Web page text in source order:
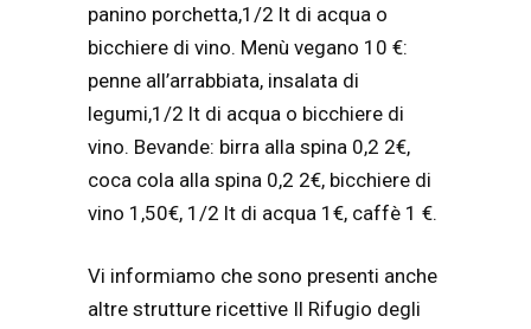
panino porchetta,1/2 lt di acqua o
bicchiere di vino. Menù vegano 10 €:
penne all’arrabbiata, insalata di
legumi,1/2 lt di acqua o bicchiere di
vino. Bevande: birra alla spina 0,2 2€,
coca cola alla spina 0,2 2€, bicchiere di
vino 1,50€, 1/2 lt di acqua 1€, caffè 1 €.
Vi informiamo che sono presenti anche
altre strutture ricettive Il Rifugio degli